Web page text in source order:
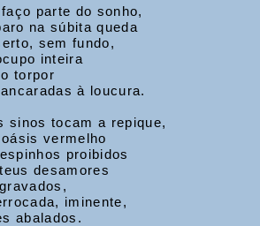
parte do sonho,
na súbita queda
sem fundo,
inteira
torpor
à loucura.
sinos tocam a repique,
vermelho
proibidos
desamores
iminente,
abalados.